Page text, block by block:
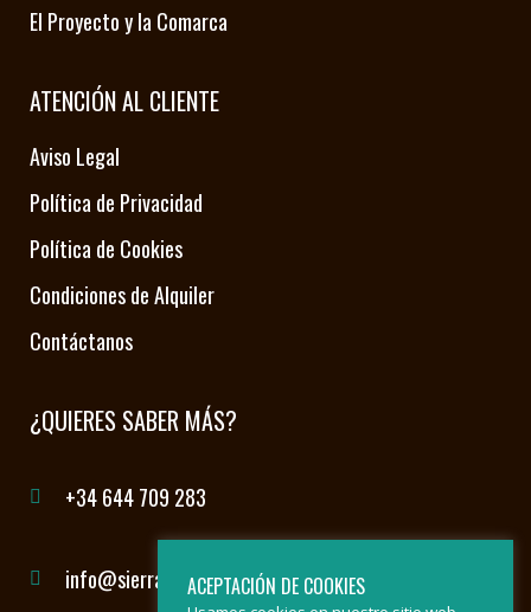
El Proyecto y la Comarca
ATENCIÓN AL CLIENTE
Aviso Legal
Política de Privacidad
Política de Cookies
Condiciones de Alquiler
Contáctanos
¿QUIERES SABER MÁS?
+34 644 709 283
info@sierradelasnievesbybike.com
ACEPTACIÓN DE COOKIES